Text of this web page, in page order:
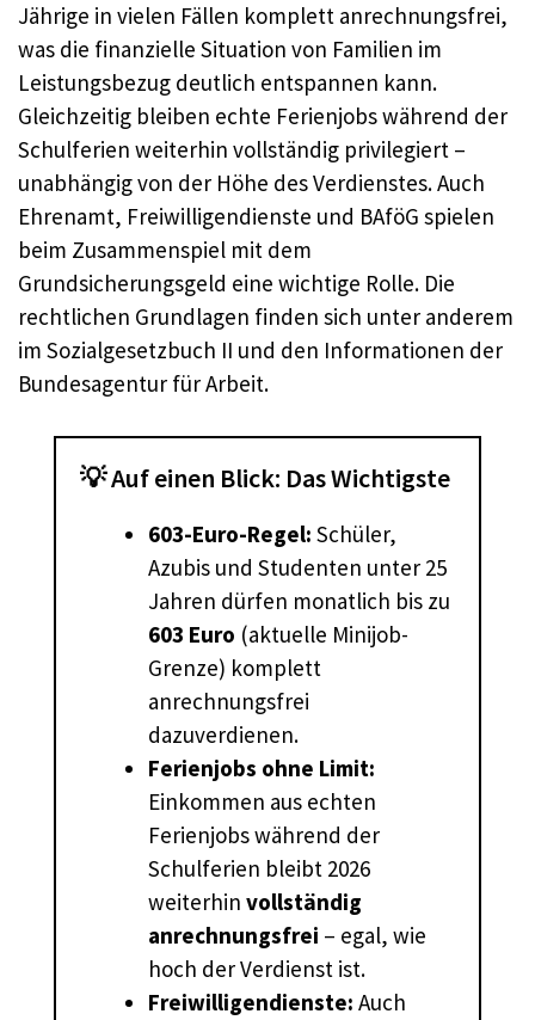
Jährige in vielen Fällen komplett anrechnungsfrei,
was die finanzielle Situation von Familien im
Leistungsbezug deutlich entspannen kann.
Gleichzeitig bleiben echte Ferienjobs während der
Schulferien weiterhin vollständig privilegiert –
unabhängig von der Höhe des Verdienstes. Auch
Ehrenamt, Freiwilligendienste und BAföG spielen
beim Zusammenspiel mit dem
Grundsicherungsgeld eine wichtige Rolle. Die
rechtlichen Grundlagen finden sich unter anderem
im Sozialgesetzbuch II und den Informationen der
Bundesagentur für Arbeit.
💡 Auf einen Blick: Das Wichtigste
603-Euro-Regel: Schüler,
Azubis und Studenten unter 25
Jahren dürfen monatlich bis zu
603 Euro (aktuelle Minijob-
Grenze) komplett
anrechnungsfrei
dazuverdienen.
Ferienjobs ohne Limit:
Einkommen aus echten
Ferienjobs während der
Schulferien bleibt 2026
weiterhin vollständig
anrechnungsfrei – egal, wie
hoch der Verdienst ist.
Freiwilligendienste: Auch